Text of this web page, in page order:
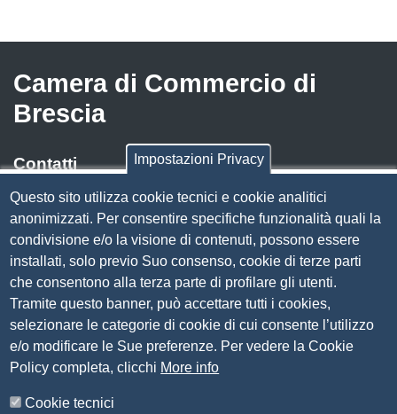
Camera di Commercio di
Brescia
Contatti
Via Luigi Einaudi, 23, 25121 Brescia BS
Tel. 030 37251
PECcamera.brescia@bs.legalmail.camcom.it
P.IVA 00859790172
C.F. 80013870177
Contatti
Amministrazione Trasparente
Organizzazione
Impostazioni Privacy
Questo sito utilizza cookie tecnici e cookie analitici
anonimizzati. Per consentire specifiche funzionalità quali la
condivisione e/o la visione di contenuti, possono essere
installati, solo previo Suo consenso, cookie di terze parti
che consentono alla terza parte di profilare gli utenti.
Tramite questo banner, può accettare tutti i cookies,
selezionare le categorie di cookie di cui consente l’utilizzo
e/o modificare le Sue preferenze. Per vedere la Cookie
Policy completa, clicchi More info
Cookie tecnici